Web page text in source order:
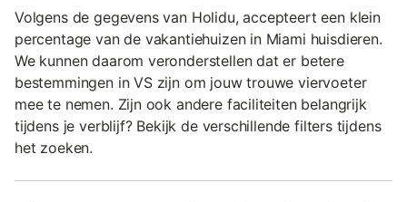
Volgens de gegevens van Holidu, accepteert een klein
percentage van de vakantiehuizen in Miami huisdieren.
We kunnen daarom veronderstellen dat er betere
bestemmingen in VS zijn om jouw trouwe viervoeter
mee te nemen. Zijn ook andere faciliteiten belangrijk
tijdens je verblijf? Bekijk de verschillende filters tijdens
het zoeken.